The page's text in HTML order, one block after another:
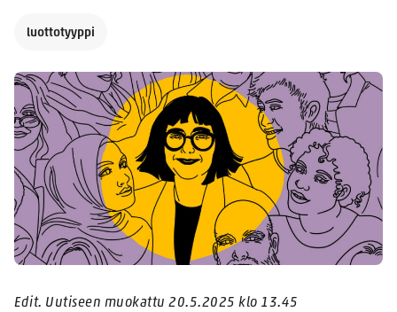
luottotyyppi
Edit. Uutiseen muokattu 20.5.2025 klo 13.45